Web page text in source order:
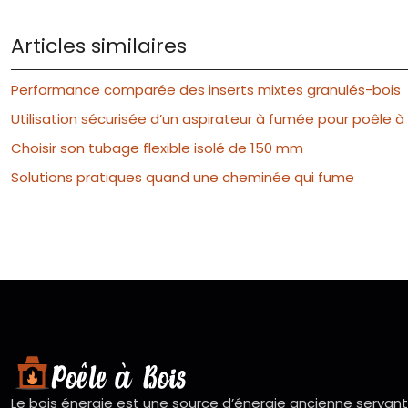
Articles similaires
Performance comparée des inserts mixtes granulés-bois
Utilisation sécurisée d’un aspirateur à fumée pour poêle à
Choisir son tubage flexible isolé de 150 mm
Solutions pratiques quand une cheminée qui fume
Le bois énergie est une source d’énergie ancienne